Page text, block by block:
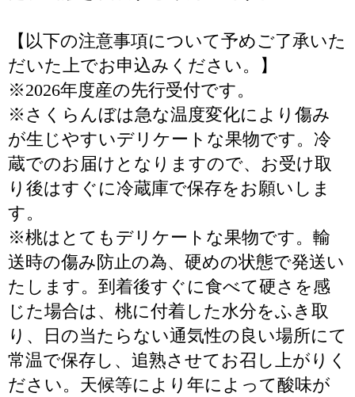
【以下の注意事項について予めご了承いた
だいた上でお申込みください。】
※2026年度産の先行受付です。
※さくらんぼは急な温度変化により傷み
が生じやすいデリケートな果物です。冷
蔵でのお届けとなりますので、お受け取
り後はすぐに冷蔵庫で保存をお願いしま
す。
※桃はとてもデリケートな果物です。輸
送時の傷み防止の為、硬めの状態で発送い
たします。到着後すぐに食べて硬さを感
じた場合は、桃に付着した水分をふき取
り、日の当たらない通気性の良い場所にて
常温で保存し、追熟させてお召し上がりく
ださい。天候等により年によって酸味が